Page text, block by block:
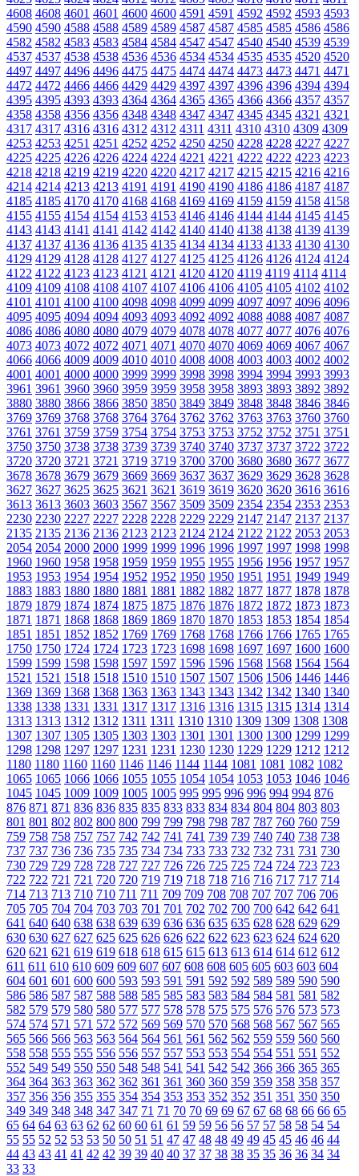
4608 4608 4601 4601 4600 4600 4591 4591 4592 4592 4593 4593
4590 4590 4588 4588 4589 4589 4587 4587 4585 4585 4586 4586
4582 4582 4583 4583 4584 4584 4547 4547 4540 4540 4539 4539
4537 4537 4538 4538 4536 4536 4534 4534 4535 4535 4520 4520
4497 4497 4496 4496 4475 4475 4474 4474 4473 4473 4471 4471
4472 4472 4466 4466 4429 4429 4397 4397 4396 4396 4394 4394
4395 4395 4393 4393 4364 4364 4365 4365 4366 4366 4357 4357
4358 4358 4356 4356 4348 4348 4347 4347 4345 4345 4321 4321
4317 4317 4316 4316 4312 4312 4311 4311 4310 4310 4309 4309
4253 4253 4251 4251 4252 4252 4250 4250 4228 4228 4227 4227
4225 4225 4226 4226 4224 4224 4221 4221 4222 4222 4223 4223
4218 4218 4219 4219 4220 4220 4217 4217 4215 4215 4216 4216
4214 4214 4213 4213 4191 4191 4190 4190 4186 4186 4187 4187
4185 4185 4170 4170 4168 4168 4169 4169 4159 4159 4158 4158
4155 4155 4154 4154 4153 4153 4146 4146 4144 4144 4145 4145
4143 4143 4141 4141 4142 4142 4140 4140 4138 4138 4139 4139
4137 4137 4136 4136 4135 4135 4134 4134 4133 4133 4130 4130
4129 4129 4128 4128 4127 4127 4125 4125 4126 4126 4124 4124
4122 4122 4123 4123 4121 4121 4120 4120 4119 4119 4114 4114
4109 4109 4108 4108 4107 4107 4106 4106 4105 4105 4102 4102
4101 4101 4100 4100 4098 4098 4099 4099 4097 4097 4096 4096
4095 4095 4094 4094 4093 4093 4092 4092 4088 4088 4087 4087
4086 4086 4080 4080 4079 4079 4078 4078 4077 4077 4076 4076
4073 4073 4072 4072 4071 4071 4070 4070 4069 4069 4067 4067
4066 4066 4009 4009 4010 4010 4008 4008 4003 4003 4002 4002
4001 4001 4000 4000 3999 3999 3998 3998 3994 3994 3993 3993
3961 3961 3960 3960 3959 3959 3958 3958 3893 3893 3892 3892
3880 3880 3866 3866 3850 3850 3849 3849 3848 3848 3846 3846
3769 3769 3768 3768 3764 3764 3762 3762 3763 3763 3760 3760
3761 3761 3759 3759 3754 3754 3753 3753 3752 3752 3751 3751
3750 3750 3738 3738 3739 3739 3740 3740 3737 3737 3722 3722
3720 3720 3721 3721 3719 3719 3700 3700 3680 3680 3677 3677
3678 3678 3679 3679 3669 3669 3637 3637 3629 3629 3628 3628
3627 3627 3625 3625 3621 3621 3619 3619 3620 3620 3616 3616
3613 3613 3603 3603 3567 3567 3509 3509 2354 2354 2353 2353
2230 2230 2227 2227 2228 2228 2229 2229 2147 2147 2137 2137
2135 2135 2136 2136 2123 2123 2124 2124 2122 2122 2053 2053
2054 2054 2000 2000 1999 1999 1996 1996 1997 1997 1998 1998
1960 1960 1958 1958 1959 1959 1955 1955 1956 1956 1957 1957
1953 1953 1954 1954 1952 1952 1950 1950 1951 1951 1949 1949
1883 1883 1880 1880 1881 1881 1882 1882 1877 1877 1878 1878
1879 1879 1874 1874 1875 1875 1876 1876 1872 1872 1873 1873
1871 1871 1868 1868 1869 1869 1870 1870 1853 1853 1854 1854
1851 1851 1852 1852 1769 1769 1768 1768 1766 1766 1765 1765
1750 1750 1724 1724 1723 1723 1698 1698 1697 1697 1600 1600
1599 1599 1598 1598 1597 1597 1596 1596 1568 1568 1564 1564
1521 1521 1518 1518 1510 1510 1507 1507 1506 1506 1446 1446
1369 1369 1368 1368 1363 1363 1343 1343 1342 1342 1340 1340
1338 1338 1331 1331 1317 1317 1316 1316 1315 1315 1314 1314
1313 1313 1312 1312 1311 1311 1310 1310 1309 1309 1308 1308
1307 1307 1305 1305 1303 1303 1301 1301 1300 1300 1299 1299
1298 1298 1297 1297 1231 1231 1230 1230 1229 1229 1212 1212
1180 1180 1160 1160 1146 1146 1144 1144 1081 1081 1082 1082
1065 1065 1066 1066 1055 1055 1054 1054 1053 1053 1046 1046
1045 1045 1009 1009 1005 1005 995 995 996 996 994 994 876
876 871 871 836 836 835 835 833 833 834 834 804 804 803 803
801 801 802 802 800 800 799 799 798 798 787 787 760 760 759
759 758 758 757 757 742 742 741 741 739 739 740 740 738 738
737 737 736 736 735 735 734 734 733 733 732 732 731 731 730
730 729 729 728 728 727 727 726 726 725 725 724 724 723 723
722 722 721 721 720 720 719 719 718 718 716 716 717 717 714
714 713 713 710 710 711 711 709 709 708 708 707 707 706 706
705 705 704 704 703 703 701 701 702 702 700 700 642 642 641
641 640 640 638 638 639 639 636 636 635 635 628 628 629 629
630 630 627 627 625 625 626 626 622 622 623 623 624 624 620
620 621 621 619 619 618 618 615 615 613 613 614 614 612 612
611 611 610 610 609 609 607 607 608 608 605 605 603 603 604
604 601 601 600 600 593 593 591 591 592 592 589 589 590 590
586 586 587 587 588 588 585 585 583 583 584 584 581 581 582
582 579 579 580 580 577 577 578 578 575 575 576 576 573 573
574 574 571 571 572 572 569 569 570 570 568 568 567 567 565
565 566 566 563 563 564 564 561 561 562 562 559 559 560 560
558 558 555 555 556 556 557 557 553 553 554 554 551 551 552
552 549 549 550 550 548 548 541 541 542 542 366 366 365 365
364 364 363 363 362 362 361 361 360 360 359 359 358 358 357
357 356 356 355 355 354 354 353 353 352 352 351 351 350 350
349 349 348 348 347 347 71 71 70 70 69 69 67 67 68 68 66 66 65
65 64 64 63 63 62 62 60 60 61 61 59 59 56 56 57 57 58 58 54 54
55 55 52 52 53 53 50 50 51 51 47 47 48 48 49 49 45 45 46 46 44
44 43 43 41 41 42 42 39 39 40 40 37 37 38 38 35 35 36 36 34 34
33 33